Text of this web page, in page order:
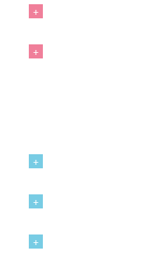
+
+
+
+
+